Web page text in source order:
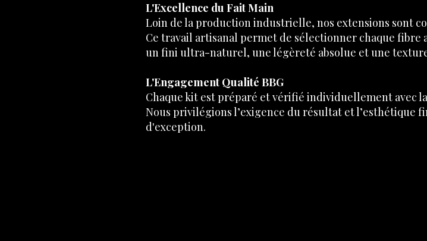
L'Excellence du Fait Main
Loin de la production industrielle, nos extensions sont
Ce travail artisanal permet de sélectionner chaque fibre
un fini ultra-naturel, une légèreté absolue et une
L'Engagement Qualité BBG
Chaque kit est préparé et vérifié individuellement avec
Nous privilégions l’exigence du résultat et l’esthétique
d'exception.